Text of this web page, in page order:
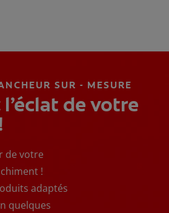
SUR - MESURE
l’éclat de votre
de votre
!
adaptés
quelques